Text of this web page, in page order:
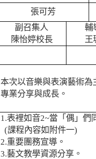
張可芳
副召集人
陳怡婷校長
輔
王
本次以音樂與表演藝術
專業分享與成長。
1.表裡如音2~當「偶」們
(課程內容如附件一)
2.重要團務宣導。
3.藝文教學資源分享。